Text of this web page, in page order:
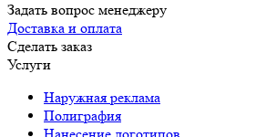
Задать вопрос менеджеру
Доставка и оплата
Сделать заказ
Услуги
Наружная реклама
Полиграфия